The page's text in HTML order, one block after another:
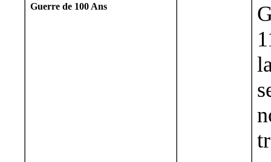
Guerre de 100 Ans